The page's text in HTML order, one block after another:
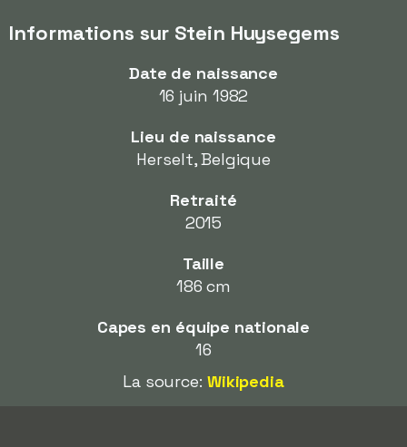
Informations sur Stein Huysegems
Date de naissance
16 juin 1982
Lieu de naissance
Herselt, Belgique
Retraité
2015
Taille
186 cm
Capes en équipe nationale
16
La source: Wikipedia